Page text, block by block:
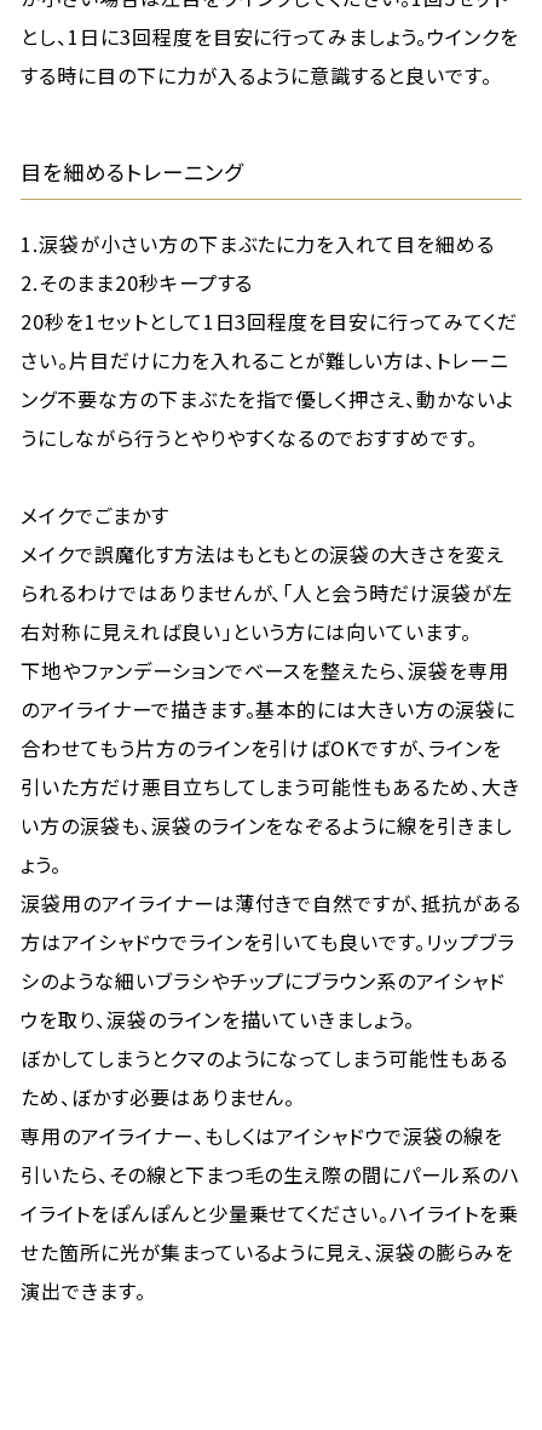
とし、1日に3回程度を目安に行ってみましょう。ウインクを
する時に目の下に力が入るように意識すると良いです。
目を細めるトレーニング
1.涙袋が小さい方の下まぶたに力を入れて目を細める
2.そのまま20秒キープする
20秒を1セットとして1日3回程度を目安に行ってみてくだ
さい。片目だけに力を入れることが難しい方は、トレーニ
ング不要な方の下まぶたを指で優しく押さえ、動かないよ
うにしながら行うとやりやすくなるのでおすすめです。
メイクでごまかす
メイクで誤魔化す方法はもともとの涙袋の大きさを変え
られるわけではありませんが、「人と会う時だけ涙袋が左
右対称に見えれば良い」という方には向いています。
下地やファンデーションでベースを整えたら、涙袋を専用
のアイライナーで描きます。基本的には大きい方の涙袋に
合わせてもう片方のラインを引けばOKですが、ラインを
引いた方だけ悪目立ちしてしまう可能性もあるため、大き
い方の涙袋も、涙袋のラインをなぞるように線を引きまし
ょう。
涙袋用のアイライナーは薄付きで自然ですが、抵抗がある
方はアイシャドウでラインを引いても良いです。リップブラ
シのような細いブラシやチップにブラウン系のアイシャド
ウを取り、涙袋のラインを描いていきましょう。
ぼかしてしまうとクマのようになってしまう可能性もある
ため、ぼかす必要はありません。
専用のアイライナー、もしくはアイシャドウで涙袋の線を
引いたら、その線と下まつ毛の生え際の間にパール系のハ
イライトをぽんぽんと少量乗せてください。ハイライトを乗
せた箇所に光が集まっているように見え、涙袋の膨らみを
演出できます。